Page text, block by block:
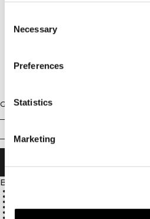
Selection
Necessary
Preferences
Statistics
Marketing
Größe
Beschreibung
Elastischer Bund für sicheren Halt
ICIW-Logo auf der Rückseite